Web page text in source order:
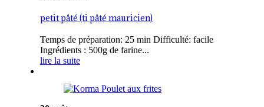
petit pâté (ti pâté mauricien)
Temps de préparation: 25 min Difficulté: facile
Ingrédients : 500g de farine...
lire la suite